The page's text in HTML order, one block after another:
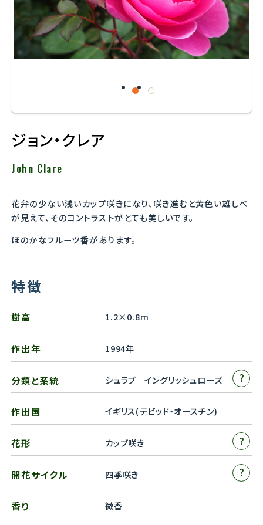
ジョン・クレア
John Clare
花弁の少ない浅いカップ咲きになり、咲き進むと黄色い雄しべ
が見えて、そのコントラストがとても美しいです。
ほのかなフルーツ香があります。
特徴
樹高 1.2×0.8m
作出年 1994年
分類と系統 シュラブ イングリッシュローズ ?
作出国 イギリス(デビッド・オースチン)
花形 カップ咲き ?
開花サイクル 四季咲き ?
香り 微香